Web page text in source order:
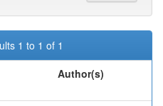
1 to 1 of 1
Author(s)